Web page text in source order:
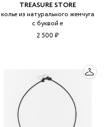
TREASURE STORE
колье из натурального жемчуга
с буквой e
2 500 ₽